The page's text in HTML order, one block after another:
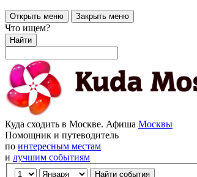
Открыть меню Закрыть меню
Что ищем?
Найти
Куда сходить в Москве. Афиша Москвы
Помощник и путеводитель
по интересным местам
и лучшим событиям